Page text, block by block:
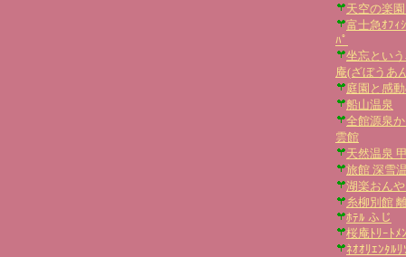
天空の楽
富士急ｵﾌｨ
ﾊﾟ
坐忘とい
庵(ざぼうあ
庭園と感
船山温泉
全館源泉
雲館
天然温泉
旅館 深雪
湖楽おん
糸柳別館
ﾎﾃﾙ ふじ
桜庵ﾄﾘｰﾄﾒ
ﾈｵｵﾘｴﾝﾀﾙ